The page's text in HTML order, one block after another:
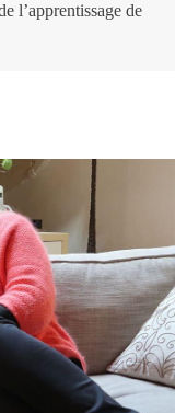
l’apprentissage de